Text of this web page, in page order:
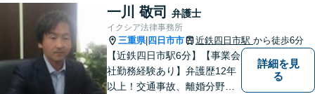
題／離婚問題／相続問題／企
業法務など、幅広く対応可
能。【明確な料金体系】どう
ぞご連絡ください。
一川 敬司 弁護士
イクシア法律事務所
三重県| 四日市市 近鉄四日市駅 から徒歩6分
【近鉄四日市駅6分】【事業会
社勤務経験あり】弁護歴12年
以上！交通事故、離婚分野に
詳細を見
る